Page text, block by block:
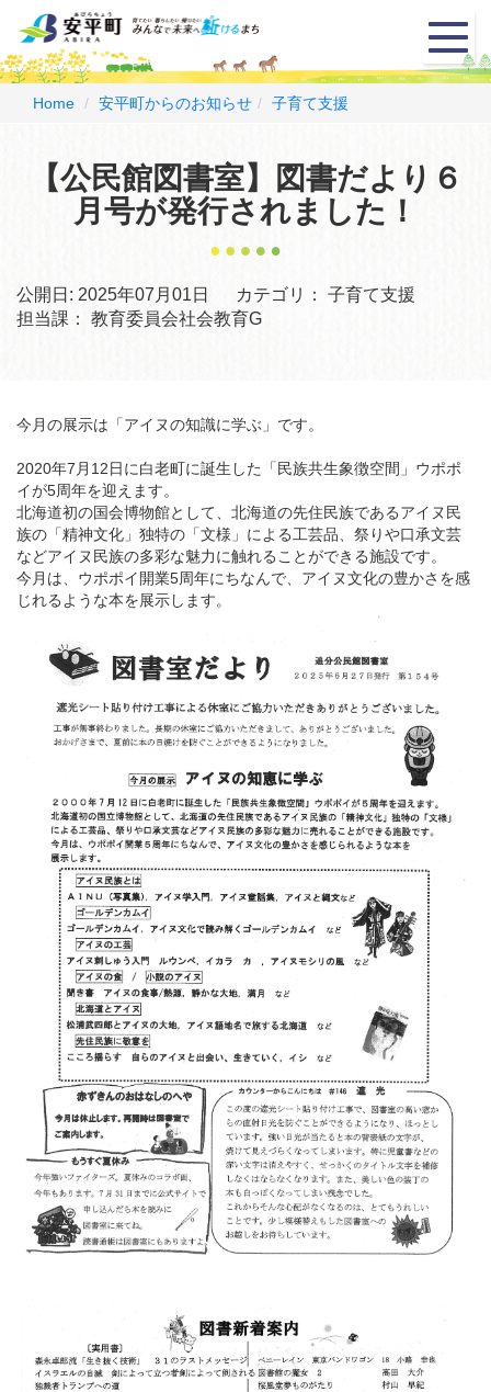
メ
ニ
ュ
Home 安平町からのお知らせ 子育て支援
【公民館図書室】図書だより６
月号が発行されました！
公開日: 2025年07月01日 カテゴリ：
子育て支援
担当課：
教育委員会社会教育G
今月の展示は「アイヌの知識に学ぶ」です。
2020年7月12日に白老町に誕生した「民族共生象徴空間」ウポポ
イが5周年を迎えます。
北海道初の国会博物館として、北海道の先住民族であるアイヌ民
族の「精神文化」独特の「文様」による工芸品、祭りや口承文芸
などアイヌ民族の多彩な魅力に触れることができる施設です。
今月は、ウポポイ開業5周年にちなんで、アイヌ文化の豊かさを感
じれるような本を展示します。